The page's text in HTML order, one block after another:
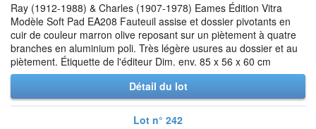
Ray (1912-1988) & Charles (1907-1978) Eames Édition Vitra
Modèle Soft Pad EA208 Fauteuil assise et dossier pivotants en
cuir de couleur marron olive reposant sur un piètement à quatre
branches en aluminium poli. Très légère usures au dossier et au
piètement. Étiquette de l'éditeur Dim. env. 85 x 56 x 60 cm
Détail du lot
Lot n° 242